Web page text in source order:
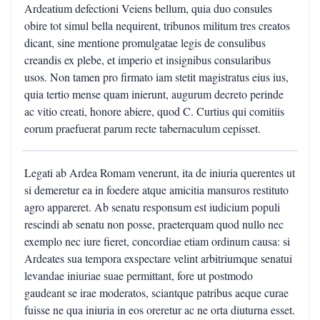
Ardeatium defectioni Veiens bellum, quia duo consules
obire tot simul bella nequirent, tribunos militum tres creatos
dicant, sine mentione promulgatae legis de consulibus
creandis ex plebe, et imperio et insignibus consularibus
usos. Non tamen pro firmato iam stetit magistratus eius ius,
quia tertio mense quam inierunt, augurum decreto perinde
ac vitio creati, honore abiere, quod C. Curtius qui comitiis
eorum praefuerat parum recte tabernaculum cepisset.
Legati ab Ardea Romam venerunt, ita de iniuria querentes ut
si demeretur ea in foedere atque amicitia mansuros restituto
agro appareret. Ab senatu responsum est iudicium populi
rescindi ab senatu non posse, praeterquam quod nullo nec
exemplo nec iure fieret, concordiae etiam ordinum causa: si
Ardeates sua tempora exspectare velint arbitriumque senatui
levandae iniuriae suae permittant, fore ut postmodo
gaudeant se irae moderatos, sciantque patribus aeque curae
fuisse ne qua iniuria in eos oreretur ac ne orta diuturna esset.